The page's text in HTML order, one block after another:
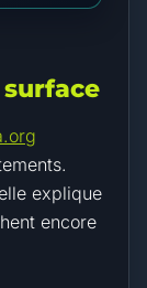
explique
encore